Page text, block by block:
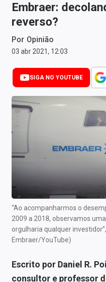
Money Trader
Anuncie
Últimas Notícias
Newsletters
Cotações
Comprar ou vender?
Carteiras Recomendadas
Central de Fundos Imobiliários
Central dos IPOs
Renda Fixa
Mercados
Embraer:
reverso?
Por Opinião
03 abr 2021, 12:03
SIGA NO YOUTUBE
“Ao acompanharmos o
2009 a 2018, observamos
orgulharia qualquer
Embraer/YouTube)
Escrito por Daniel R.
consultor e professor